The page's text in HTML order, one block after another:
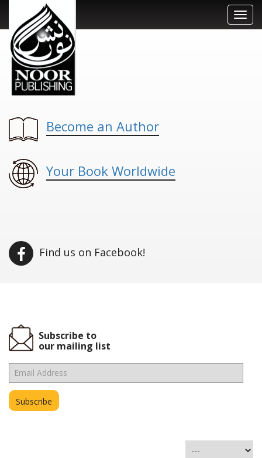
Become an Author
Your Book Worldwide
Find us on Facebook!
Subscribe to
our mailing list